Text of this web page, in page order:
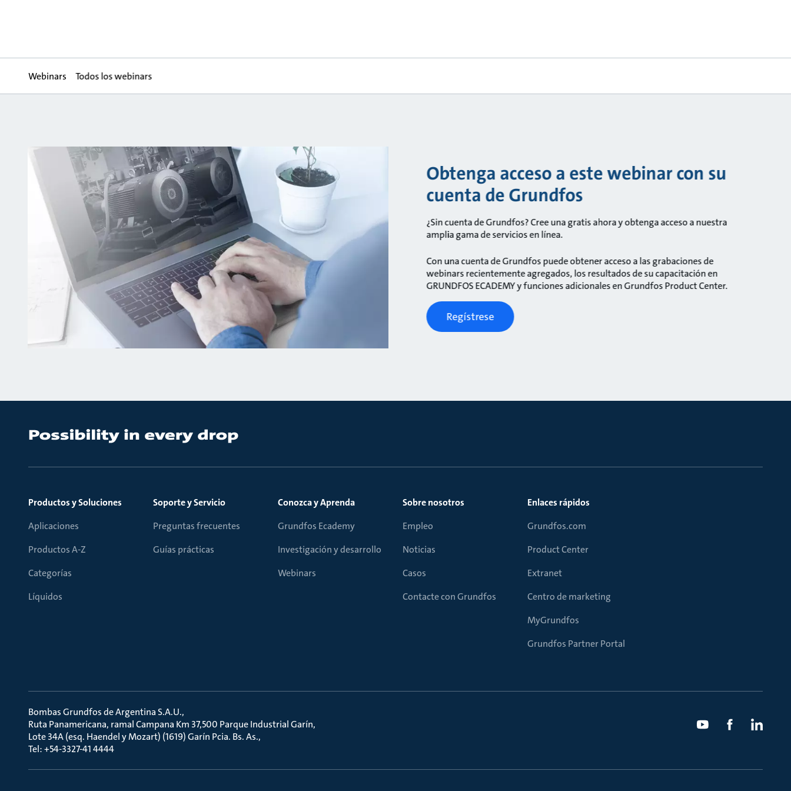
Webinars Todos los webinars
Obtenga acceso a este webinar con su
cuenta de Grundfos
¿Sin cuenta de Grundfos? Cree una gratis ahora y obtenga acceso a nuestra
amplia gama de servicios en línea.
Con una cuenta de Grundfos puede obtener acceso a las grabaciones de
webinars recientemente agregados, los resultados de su capacitación en
GRUNDFOS ECADEMY y funciones adicionales en Grundfos Product Center.
Regístrese
Productos y Soluciones
Aplicaciones
Productos A-Z
Categorías
Líquidos
Soporte y Servicio
Preguntas frecuentes
Guías prácticas
Conozca y Aprenda
Grundfos Ecademy
Investigación y desarrollo
Webinars
Sobre nosotros
Empleo
Noticias
Casos
Contacte con Grundfos
Enlaces rápidos
Grundfos.com
Product Center
Extranet
Centro de marketing
MyGrundfos
Grundfos Partner Portal
Bombas Grundfos de Argentina S.A.U.
Ruta Panamericana, ramal Campana Km 37,500 Parque Industrial Garín
Lote 34A (esq. Haendel y Mozart) (1619) Garín Pcia. Bs. As.
Tel: +54-3327-41 4444